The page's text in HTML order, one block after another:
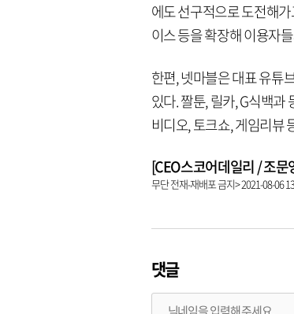
에도 선구적으로 도전해
이스 등을 확장해 이용자
한편, 넷마블은 대표 유튜
있다. 짤툰, 릴카, G식백과
비디오, 토크쇼, 게임리뷰
[CEO스코어데일리 / 조
무단 전재-재배포 금지> 2021-08-06
댓글